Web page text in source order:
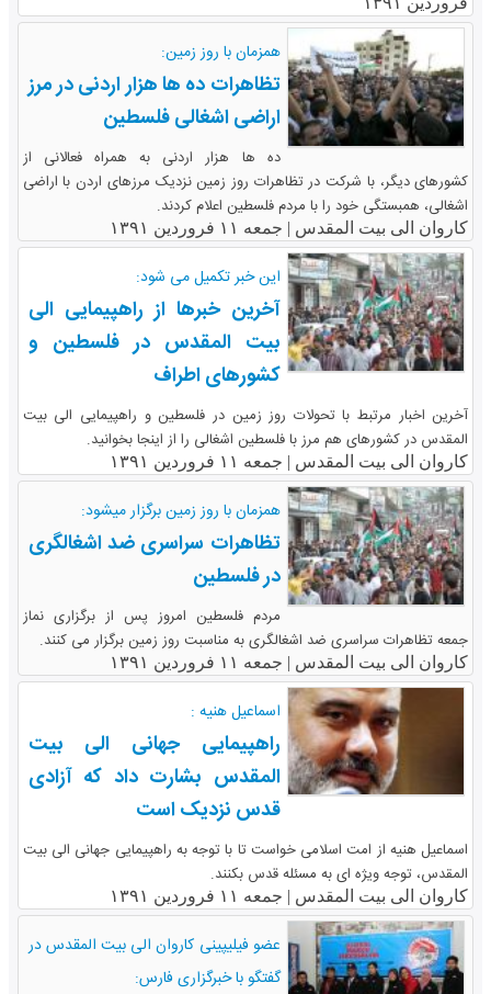
همزمان با روز زمین:
تظاهرات ده ها هزار اردنی در مرز
اراضی اشغالی فلسطین
ده ها هزار اردنی به همراه فعالانی از
کشورهای دیگر، با شرکت در تظاهرات روز زمین نزدیک مرزهای اردن با اراضی
اشغالی، همبستگی خود را با مردم فلسطین اعلام کردند.
کاروان الی بیت المقدس | جمعه ۱۱ فروردین ۱۳۹۱
این خبر تکمیل می شود:
آخرین خبرها از راهپیمایی الی
بیت المقدس در فلسطین و
کشورهای اطراف
آخرین اخبار مرتبط با تحولات روز زمین در فلسطین و راهپیمایی الی بیت
المقدس در کشورهای هم مرز با فلسطین اشغالی را از اینجا بخوانید.
کاروان الی بیت المقدس | جمعه ۱۱ فروردین ۱۳۹۱
همزمان با روز زمین برگزار میشود:
تظاهرات سراسری ضد اشغالگری
در فلسطین
مردم فلسطین امروز پس از برگزاری نماز
جمعه تظاهرات سراسری ضد اشغالگری به مناسبت روز زمین برگزار می کنند.
کاروان الی بیت المقدس | جمعه ۱۱ فروردین ۱۳۹۱
اسماعیل هنیه :
راهپیمایی جهانی الی بیت
المقدس بشارت داد که آزادی
قدس نزدیک است
اسماعیل هنیه از امت اسلامی خواست تا با توجه به راهپیمایی جهانی الی بیت
المقدس، توجه ویژه ای به مسئله قدس بکنند.
کاروان الی بیت المقدس | جمعه ۱۱ فروردین ۱۳۹۱
عضو فیلیپینی کاروان الی بیت المقدس در
گفتگو با خبرگزاری فارس: